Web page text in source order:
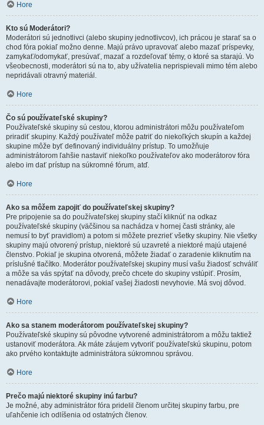
Hore
Kto sú Moderátori?
Moderátori sú jednotlivci (alebo skupiny jednotlivcov), ich prácou je starať sa o
chod fóra pokiaľ možno denne. Majú právo upravovať alebo mazať príspevky,
zamykať/odomykať, presúvať, mazať a rozdeľovať témy, o ktoré sa starajú. Vo
všeobecnosti, moderátori sú na to, aby užívatelia neprispievali mimo tém alebo
nepridávali otravný materiál.
Hore
Čo sú používateľské skupiny?
Používateľské skupiny sú cestou, ktorou administrátori môžu používateľom
priradiť skupiny. Každý používateľ môže patriť do niekoľkých skupín a každej
skupine môže byť definovaný individuálny prístup. To umožňuje
administrátorom ľahšie nastaviť niekoľko používateľov ako moderátorov fóra
alebo im dať prístup na súkromné fórum, atď.
Hore
Ako sa môžem zapojiť do používateľskej skupiny?
Pre pripojenie sa do používateľskej skupiny stačí kliknúť na odkaz
používateľské skupiny (väčšinou sa nachádza v hornej časti stránky, ale
nemusí to byť pravidlom) a potom si môžete prezrieť všetky skupiny. Nie všetky
skupiny majú otvorený prístup, niektoré sú uzavreté a niektoré majú utajené
členstvo. Pokiaľ je skupina otvorená, môžete žiadať o zaradenie kliknutím na
príslušné tlačítko. Moderátor používateľskej skupiny musí vašu žiadosť schváliť
a môže sa vás spýtať na dôvody, prečo chcete do skupiny vstúpiť. Prosím,
nenadávajte moderátorovi, pokiaľ vašej žiadosti nevyhovie. Má svoj dôvod.
Hore
Ako sa stanem moderátorom používateľskej skupiny?
Používateľské skupiny sú pôvodne vytvorené administrátorom a môžu taktiež
ustanoviť moderátora. Ak máte záujem vytvoriť používateľskú skupinu, potom
ako prvého kontaktujte administrátora súkromnou správou.
Hore
Prečo majú niektoré skupiny inú farbu?
Je možné, aby administrátor fóra pridelil členom určitej skupiny farbu, pre
uľahčenie ich odlíšenia od ostatných členov.